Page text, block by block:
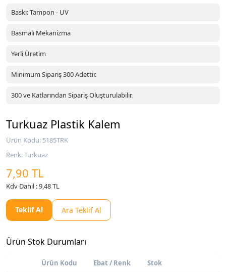
Baskı: Tampon - UV
Basmalı Mekanizma
Yerli Üretim
Minimum Sipariş 300 Adettir.
300 ve Katlarından Sipariş Oluşturulabilir.
Turkuaz Plastik Kalem
Ürün Kodu: 5185TRK
Renk: Turkuaz
7,90 TL
Kdv Dahil : 9,48 TL
Teklif Al Ara Teklif Al
Ürün Stok Durumları
Ürün Kodu Ebat / Renk Stok